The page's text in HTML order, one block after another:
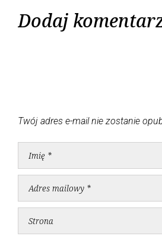
Dodaj
Twój adres e-mail nie zostanie